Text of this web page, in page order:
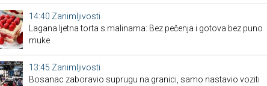
14:40 Zanimljivosti
Lagana ljetna torta s malinama: Bez pečenja i gotova bez puno
muke
13:45 Zanimljivosti
Bosanac zaboravio suprugu na granici, samo nastavio voziti